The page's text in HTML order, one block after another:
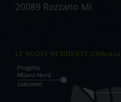
20089 Rozzano MI
LE NUOVE RESIDENZE CMBcasa